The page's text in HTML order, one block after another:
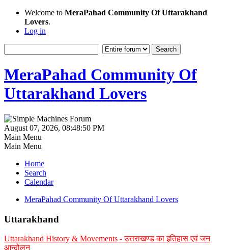
Welcome to MeraPahad Community Of Uttarakhand
Lovers.
Log in
MeraPahad Community Of
Uttarakhand Lovers
August 07, 2026, 08:48:50 PM
Main Menu
Main Menu
Home
Search
Calendar
MeraPahad Community Of Uttarakhand Lovers
Uttarakhand
Uttarakhand History & Movements - उत्तराखण्ड का इतिहास एवं जन
आन्दोलन